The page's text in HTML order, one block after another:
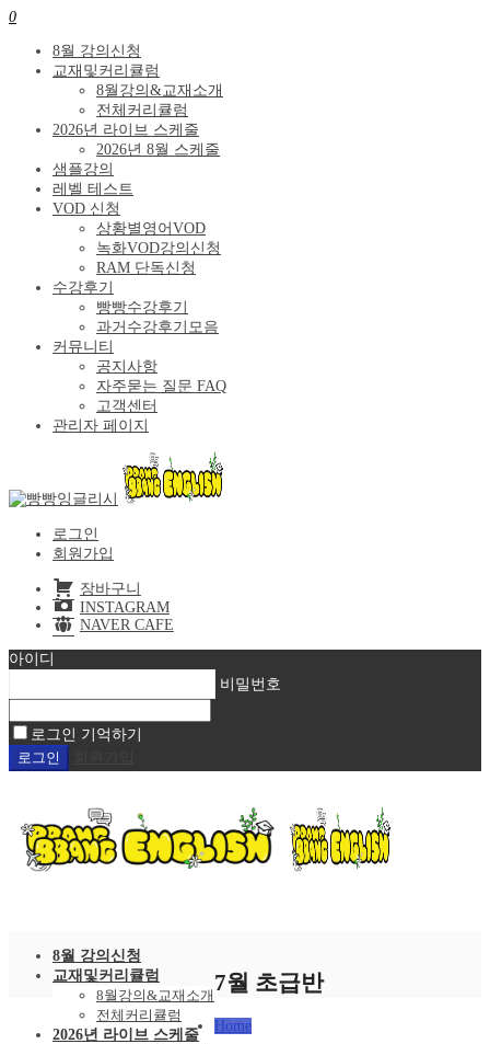
0
8월 강의신청
교재및커리큘럼
8월강의&교재소개
전체커리큘럼
2026년 라이브 스케줄
2026년 8월 스케줄
샘플강의
레벨 테스트
VOD 신청
상황별영어VOD
녹화VOD강의신청
RAM 단독신청
수강후기
빵빵수강후기
과거수강후기모음
커뮤니티
공지사항
자주묻는 질문 FAQ
고객센터
관리자 페이지
로그인
회원가입
장바구니
INSTAGRAM
NAVER CAFE
아이디
비밀번호
로그인 기억하기
8월 강의신청
교재및커리큘럼
8월강의&교재소개
전체커리큘럼
2026년 라이브 스케줄
7월 초급반
Home